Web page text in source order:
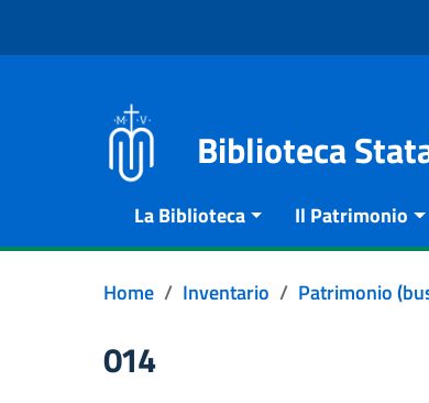
Biblioteca
La Biblioteca Il Patrimonio
Home Inventario Patrimonio
014